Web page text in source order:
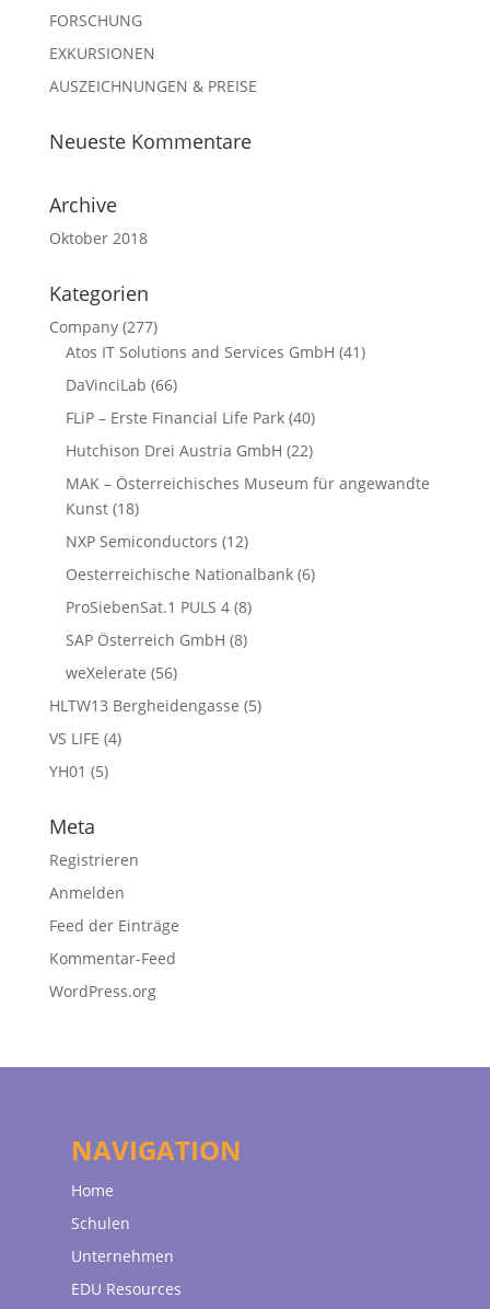
FORSCHUNG
EXKURSIONEN
AUSZEICHNUNGEN & PREISE
Neueste Kommentare
Archive
Oktober 2018
Kategorien
Company(277)
Atos IT Solutions and Services GmbH (41)
DaVinciLab (66)
FLiP – Erste Financial Life Park(40)
Hutchison Drei Austria GmbH (22)
MAK – Österreichisches Museum für angewandte
Kunst(18)
NXP Semiconductors (12)
Oesterreichische Nationalbank(6)
ProSiebenSat.1 PULS 4(8)
SAP Österreich GmbH (8)
weXelerate (56)
HLTW13 Bergheidengasse (5)
VS LIFE (4)
YH01 (5)
Meta
Registrieren
Anmelden
Feed der Einträge
Kommentar-Feed
WordPress.org
NAVIGATION
Home
Schulen
Unternehmen
EDU Resources